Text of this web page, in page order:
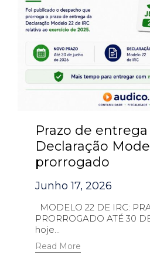
Prazo de entrega
Declaração
prorrogado
Junho 17, 2026
MODELO 22 DE IRC:
PRORROGADO ATÉ 30
hoje...
Read More